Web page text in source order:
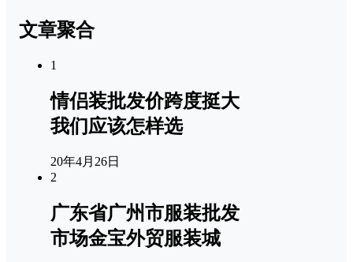
文章聚合
1
情侣装批发价跨度挺大
我们应该怎样选
20年4月26日
2
广东省广州市服装批发
市场金宝外贸服装城